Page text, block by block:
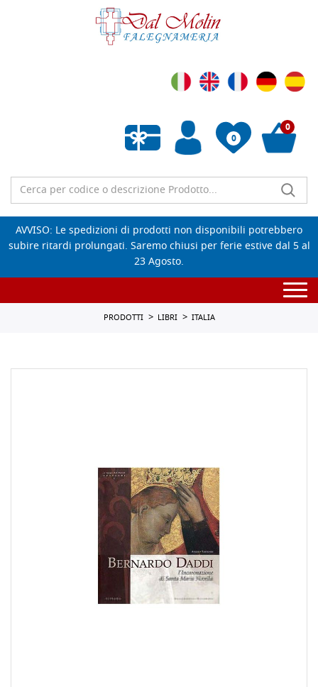
0
Wishlist vuota
0
AVVISO: Le spedizioni di prodotti non disponibili potrebbero
subire ritardi prolungati. Saremo chiusi per ferie estive dal 5 al
23 Agosto.
PRODOTTI LIBRI ITALIA